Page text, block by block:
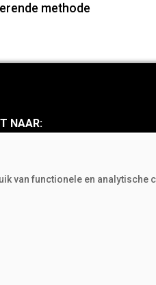
methode
NAAR:
Opinie
van functionele en